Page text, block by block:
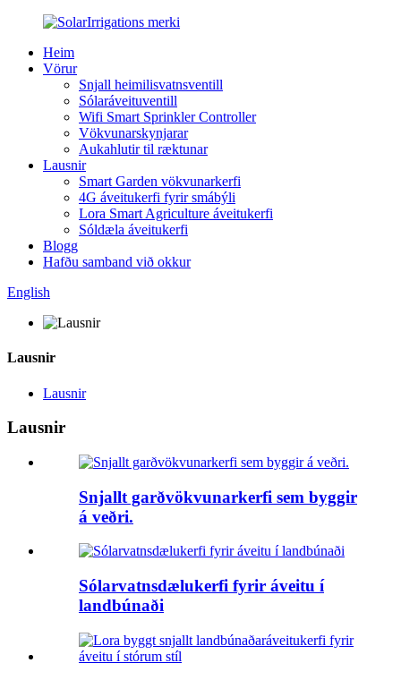
Heim
Vörur
Snjall heimilisvatnsventill
Sólaráveituventill
Wifi Smart Sprinkler Controller
Vökvunarskynjarar
Aukahlutir til ræktunar
Lausnir
Smart Garden vökvunarkerfi
4G áveitukerfi fyrir smábýli
Lora Smart Agriculture áveitukerfi
Sóldæla áveitukerfi
Blogg
Hafðu samband við okkur
English
Lausnir
Lausnir
Lausnir
Snjallt garðvökvunarkerfi sem byggir
á veðri.
Sólarvatnsdælukerfi fyrir áveitu í
landbúnaði